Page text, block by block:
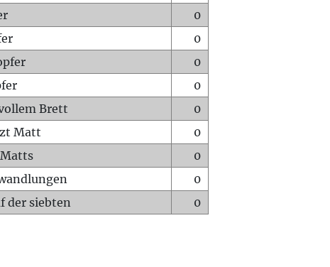
0
0
0
0
Brett
0
Matt
0
0
0
der siebten
0